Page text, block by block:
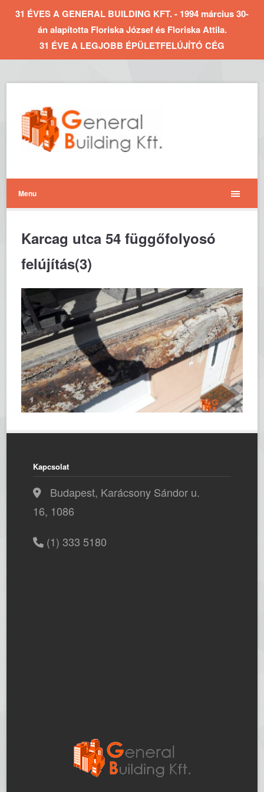
31 ÉVES A GENERAL BUILDING KFT. - 1994 március 30-
án alapította Floriska József és Floriska Attila.
31 ÉVE A LEGJOBB ÉPÜLETFELÚJÍTÓ CÉG
Menu
Karcag utca 54 függőfolyosó
felújítás(3)
Kapcsolat
Budapest, Karácsony Sándor u.
16, 1086
(1) 333 5180